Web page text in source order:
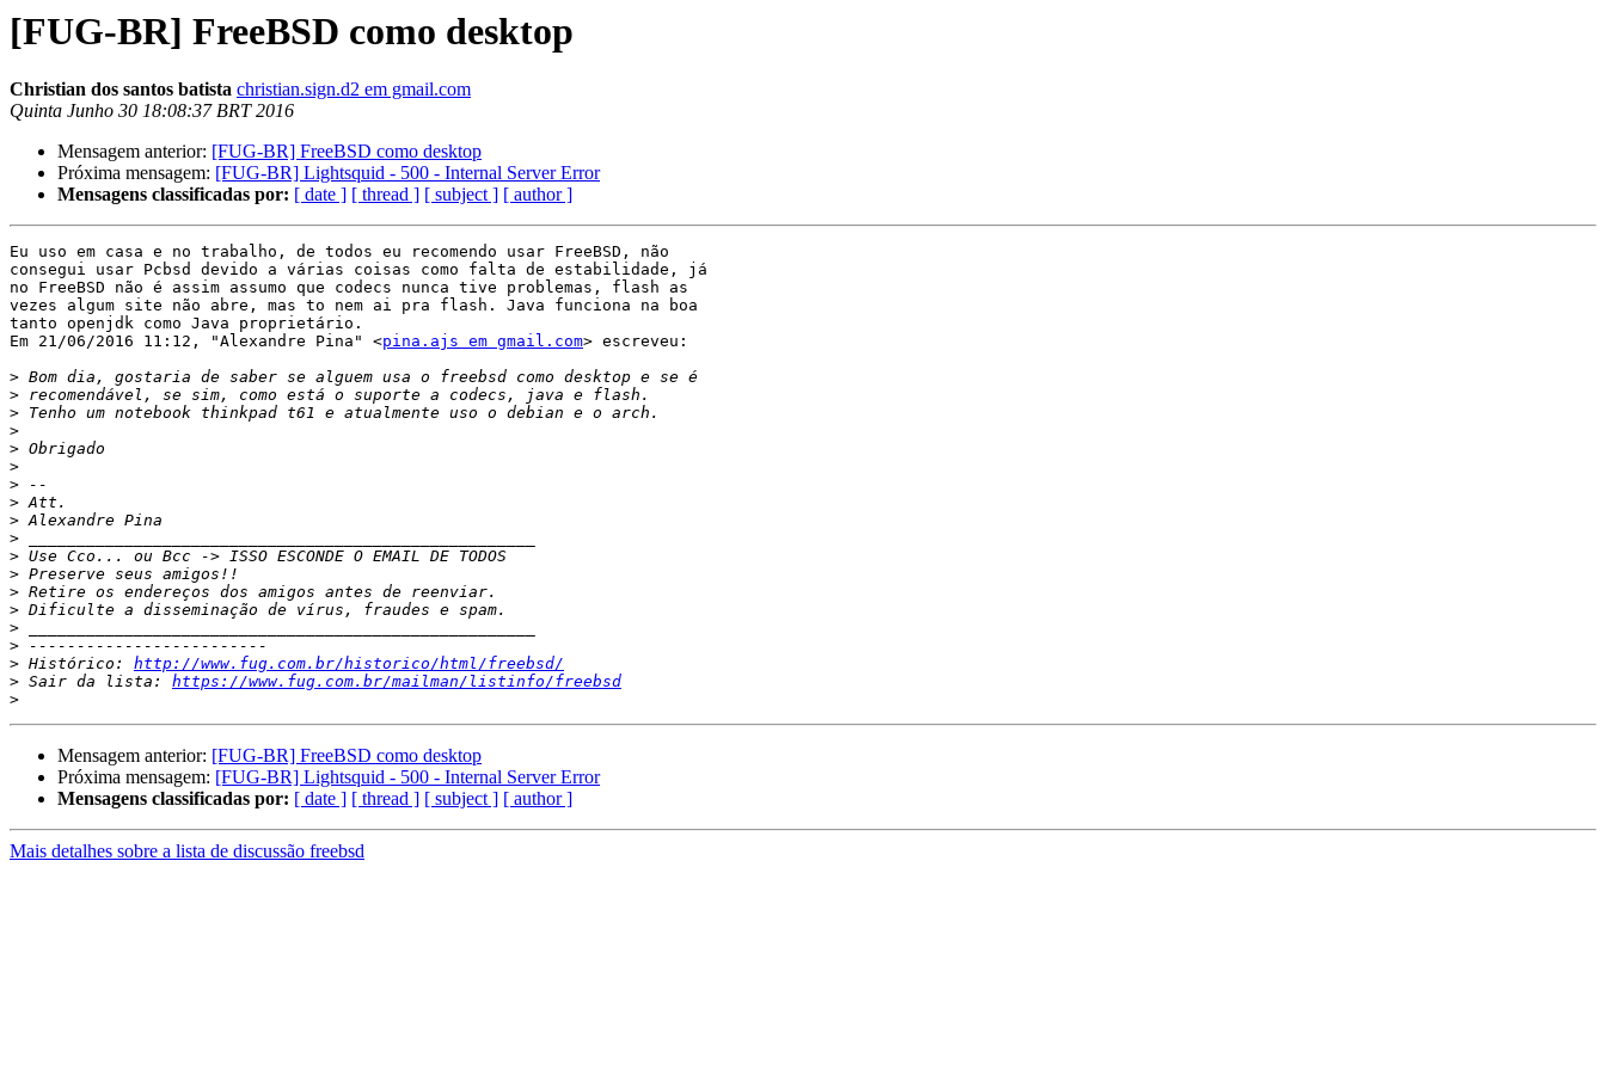
[FUG-BR] FreeBSD como desktop
Christian dos santos batista christian.sign.d2 em gmail.com
Quinta Junho 30 18:08:37 BRT 2016
Mensagem anterior: [FUG-BR] FreeBSD como desktop
Próxima mensagem: [FUG-BR] Lightsquid - 500 - Internal Server Error
Mensagens classificadas por: [ date ] [ thread ] [ subject ] [ author ]
Eu uso em casa e no trabalho, de todos eu recomendo usar FreeBSD, não
consegui usar Pcbsd devido a várias coisas como falta de estabilidade, já
no FreeBSD não é assim assumo que codecs nunca tive problemas, flash as
vezes algum site não abre, mas to nem ai pra flash. Java funciona na boa
tanto openjdk como Java proprietário.
Em 21/06/2016 11:12, "Alexandre Pina" <pina.ajs em gmail.com> escreveu:
>
>
>
>
>
>
>
>
>
>
>
>
>
>
>
>
> Histórico: http://www.fug.com.br/historico/html/freebsd/
> Sair da lista: https://www.fug.com.br/mailman/listinfo/freebsd
>
Mensagem anterior: [FUG-BR] FreeBSD como desktop
Próxima mensagem: [FUG-BR] Lightsquid - 500 - Internal Server Error
Mensagens classificadas por: [ date ] [ thread ] [ subject ] [ author ]
Mais detalhes sobre a lista de discussão freebsd